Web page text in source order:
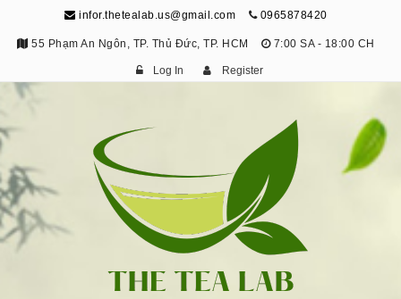
infor.thetealab.us@gmail.com 0965878420
55 Phạm An Ngôn, TP. Thủ Đức, TP. HCM 7:00 SA - 18:00 CH
Log In Register